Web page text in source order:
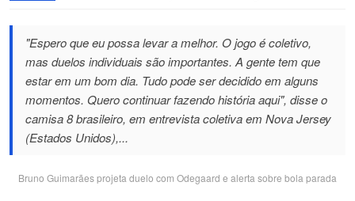
"Espero que eu possa levar a melhor. O jogo é coletivo,
mas duelos individuais são importantes. A gente tem que
estar em um bom dia. Tudo pode ser decidido em alguns
momentos. Quero continuar fazendo história aqui", disse o
camisa 8 brasileiro, em entrevista coletiva em Nova Jersey
(Estados Unidos),...
Bruno Guimarães projeta duelo com Odegaard e alerta sobre bola parada